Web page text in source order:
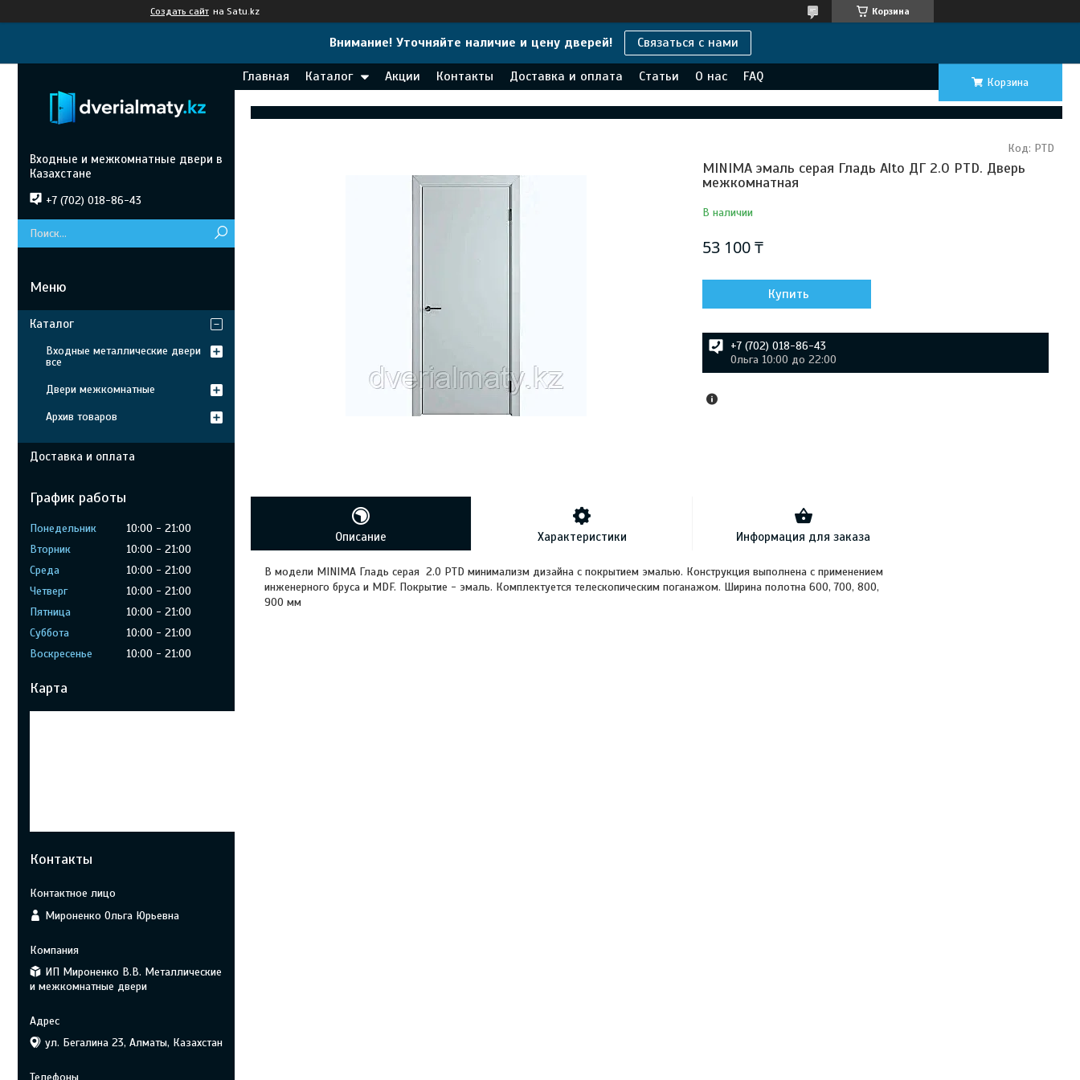
Создать сайт на Satu.kz Корзина
Внимание! Уточняйте наличие и цену дверей! Связаться с нами
Главная Каталог Акции Контакты Доставка и оплата Статьи О нас FAQ Корзина
MINIMA эмаль серая Гладь Alto ДГ 2.0 PTD. Дверь
межкомнатная
В наличии
Код: PTD
53 100 ₸
Купить
+7 (702) 018-86-43
Ольга 10:00 до 22:00
Описание Характеристики Информация для заказа
В модели MINIMA Гладь серая 2.0 PTD минимализм дизайна с покрытием эмалью. Конструкция выполнена с применением
инженерного бруса и MDF. Покрытие - эмаль. Комплектуется телескопическим поганажом. Ширина полотна 600, 700, 800,
900 мм
Входные и межкомнатные двери в
Казахстане
+7 (702) 018-86-43
Каталог
Входные металлические двери
все
Двери межкомнатные
Архив товаров
Доставка и оплата
График работы
Понедельник 10:00
21:00
Вторник
10:00
21:00
Среда
10:00
21:00
Четверг
10:00
21:00
Пятница
10:00
21:00
Суббота
10:00
21:00
Воскресенье
10:00 21:00
Карта
Контакты
Мироненко Ольга Юрьевна
ИП Мироненко В.В. Металлические
и межкомнатные двери
ул. Бегалина 23, Алматы, Казахстан